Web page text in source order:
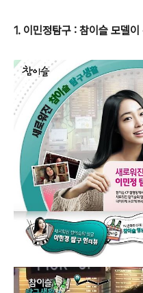
1. 이민정탐구 : 참이슬 모델